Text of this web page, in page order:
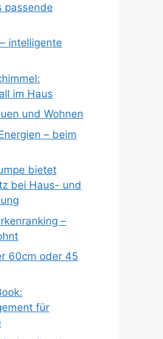
passende
intelligente
im Haus
und Wohnen
– beim
bietet
bei Haus- und
–
60cm oder 45
für